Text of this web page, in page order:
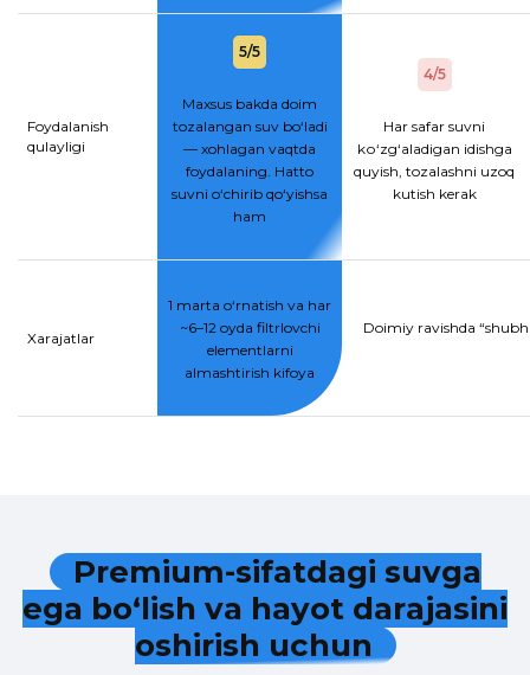
Foydalanish
qulayligi
5/5
Maxsus bakda doim
tozalangan suv bo‘ladi
— xohlagan vaqtda
foydalaning. Hatto
suvni o‘chirib qo‘yishsa
ham
4/5
Har safar suvni
kо‘zg‘aladigan idishga
quyish, tozalashni uzoq
kutish kerak
Xarajatlar
1 marta o‘rnatish va har
~6–12 oyda filtrlovchi
elementlarni
almashtirish kifoya
Doimiy ravishda
Premium-sifatdagi suvga
ega bo‘lish va hayot darajasini
oshirish uchun